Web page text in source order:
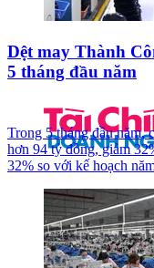
Dệt may Thành
5 tháng đầu năm
Trong 5 tháng đầu năm,
hơn 94 tỷ đồng, giảm
32% so với kế hoạch